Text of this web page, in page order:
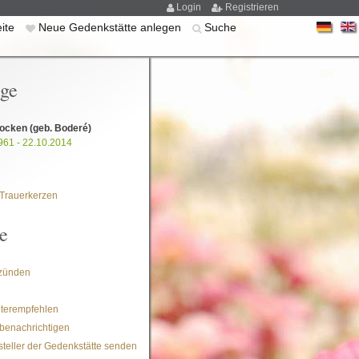
Login Registrieren
Neue Gedenkstätte anlegen Suche
(geb. Boderé)
- 22.10.2014
der Gedenkstätte senden